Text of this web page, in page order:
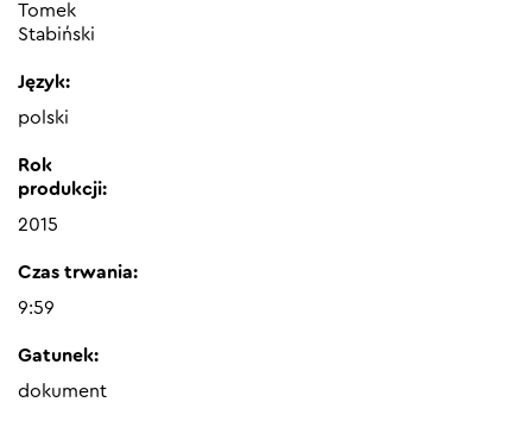
Tomek
Stabiński
Język:
polski
Rok
produkcji:
2015
Czas trwania:
9:59
Gatunek:
dokument